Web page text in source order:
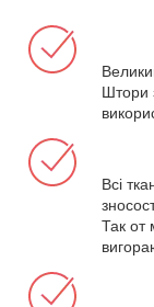
Штори
Всі
Так от